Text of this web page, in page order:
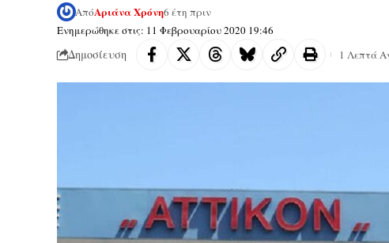
Ενημερώθηκε στις: 11 Φεβρουαρίου 2020 19:46
ΑπόΑριάνα Χρόνη6 έτη πριν
Δημοσίευση 1 Λεπτά